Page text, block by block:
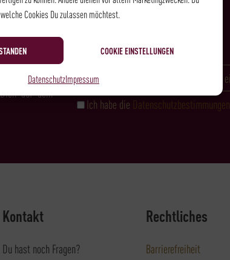
Cookies Du zulassen möchtest.
COOKIE EINSTELLUNGEN
DatenschutzImpressum
NEWSLETTER
auf dem
Ich habe die Datenschutzbestimmungen
Kontakt
Du hast noch Fragen?
Rechtliches
Barrierefreiheit